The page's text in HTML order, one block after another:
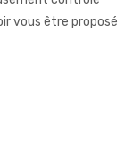
vous être proposé